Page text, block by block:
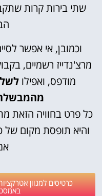
שתי בירות קרות
וכמובן, אי אפשר
מודפס, ואפילו
כל פרט בחוויה הזאת
והיא תופסת מקום
כרטיסים למגוון